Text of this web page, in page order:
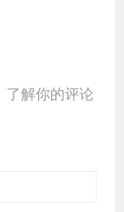
了解你的评论